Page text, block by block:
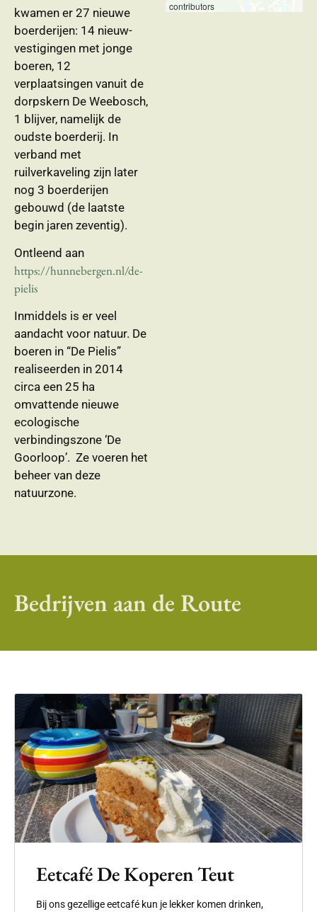
kwamen er 27 nieuwe
boerderijen: 14 nieuw-
vestigingen met jonge
boeren, 12
verplaatsingen vanuit de
dorpskern De Weebosch,
1 blijver, namelijk de
oudste boerderij. In
verband met
ruilverkaveling zijn later
nog 3 boerderijen
gebouwd (de laatste
begin jaren zeventig).
Ontleend aan
https://hunnebergen.nl/de-
pielis
Inmiddels is er veel
aandacht voor natuur. De
boeren in “De Pielis”
realiseerden in 2014
circa een 25 ha
omvattende nieuwe
ecologische
verbindingszone ‘De
Goorloop’. Ze voeren het
beheer van deze
natuurzone.
contributors
Bedrijven aan de Route
Eetcafé De Koperen Teut
Bij ons gezellige eetcafé kun je lekker komen drinken,